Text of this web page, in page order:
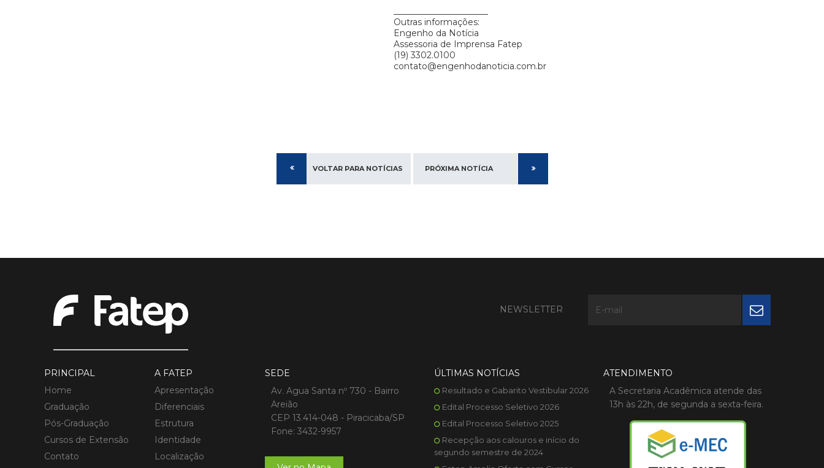
Outras informações:
Engenho da Notícia
Assessoria de Imprensa Fatep
(19) 3302.0100
contato@engenhodanoticia.com.br
VOLTAR PARA NOTÍCIAS PRÓXIMA NOTÍCIA
NEWSLETTER
PRINCIPAL
Home
Graduação
Pós-Graduação
Cursos de Extensão
Contato
A FATEP
Apresentação
Diferenciais
Estrutura
Identidade
Localização
SEDE
Av. Agua Santa nº 730 - Bairro
Areião
CEP 13.414-048 - Piracicaba/SP
Fone: 3432-9957
ÚLTIMAS NOTÍCIAS
Resultado e Gabarito Vestibular 2026
Edital Processo Seletivo 2026
Edital Processo Seletivo 2025
Recepção aos calouros e início do
segundo semestre de 2024
ATENDIMENTO
A Secretaria Acadêmica atende das
13h às 22h, de segunda a sexta-feira.